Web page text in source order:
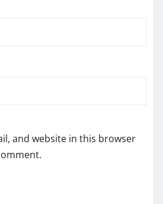
and website in this browser